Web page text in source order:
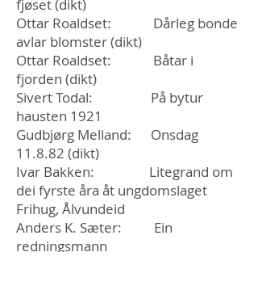
fjøset (dikt)
Ottar Roaldset: Dårleg bonde
avlar blomster (dikt)
Ottar Roaldset: Båtar i
fjorden (dikt)
Sivert Todal: På bytur
hausten 1921
Gudbjørg Melland: Onsdag
11.8.82 (dikt)
Ivar Bakken: Litegrand om
dei fyrste åra åt ungdomslaget
Frihug, Ålvundeid
Anders K. Sæter: Ein
redningsmann